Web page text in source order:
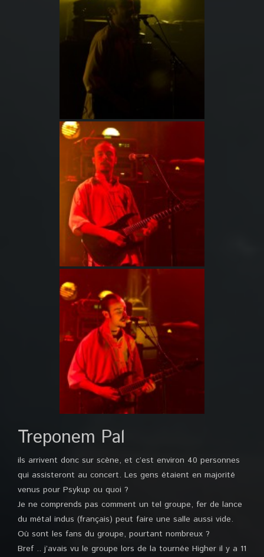
Treponem Pal
ils arrivent donc sur scène, et c’est environ 40 personnes
qui assisteront au concert. Les gens étaient en majorité
venus pour Psykup ou quoi ?
Je ne comprends pas comment un tel groupe, fer de lance
du métal indus (français) peut faire une salle aussi vide.
Où sont les fans du groupe, pourtant nombreux ?
Bref .. j’avais vu le groupe lors de la tournée Higher il y a 11